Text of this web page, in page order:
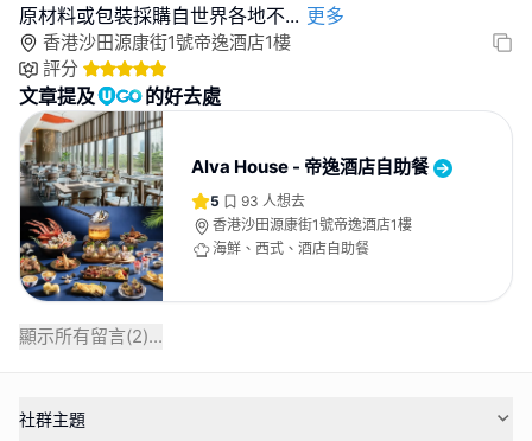
原材料或包裝採購自世界各地不... 更多
香港沙田源康街1號帝逸酒店1樓
評分
文章提及 的好去處
Alva House - 帝逸酒店自助餐
5 93 人想去
香港沙田源康街1號帝逸酒店1樓
海鮮、西式、酒店自助餐
顯示所有留言(2)...
社群主題